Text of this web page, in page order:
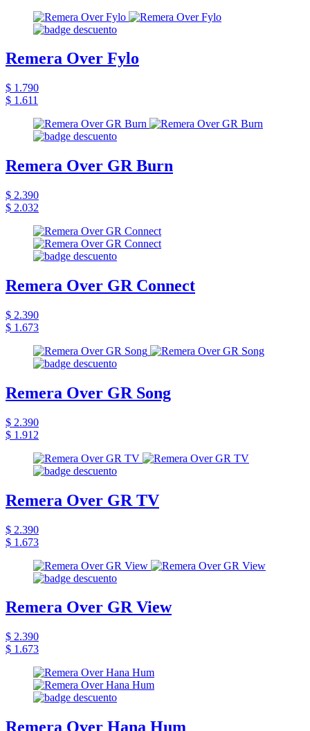
Remera Over Fylo
$ 1.790
$ 1.611
Remera Over GR Burn
$ 2.390
$ 2.032
Remera Over GR Connect
$ 2.390
$ 1.673
Remera Over GR Song
$ 2.390
$ 1.912
Remera Over GR TV
$ 2.390
$ 1.673
Remera Over GR View
$ 2.390
$ 1.673
Remera Over Hana Hum